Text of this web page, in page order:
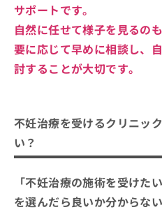
サポートです。
自然に任せて様子を見るの
要に応じて早めに相談し、
討することが大切です。
不妊治療を受けるクリニッ
い？
「不妊治療の施術を受けた
を選んだら良いか分からな